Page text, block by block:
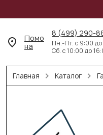
Помо
на
8 (499) 290-
Пн.-Пт. с 9:00 до
Сб. с 10:00 до
Главная Каталог